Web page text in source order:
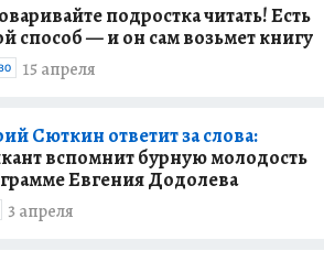
подростка читать! Есть
способ — и он сам возьмет книгу
15 апреля
Сюткин ответит за слова:
вспомнит бурную молодость
Евгения Додолева
3 апреля